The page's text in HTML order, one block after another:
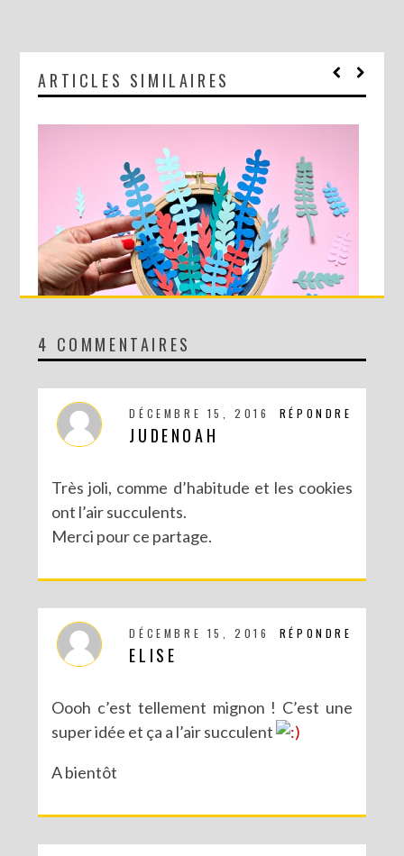
ARTICLES SIMILAIRES
DIY MA FORÊT DE PAPIER
DIY SAINT VALENTIN : UNE CARTE POP-UP QUI BRISE LA GLACE !
4 COMMENTAIRES
RÉPONDRE
DÉCEMBRE 15, 2016
JUDENOAH
Très joli, comme d’habitude et les cookies
ont l’air succulents.
Merci pour ce partage.
RÉPONDRE
DÉCEMBRE 15, 2016
ELISE
Oooh c’est tellement mignon ! C’est une
super idée et ça a l’air succulent
A bientôt